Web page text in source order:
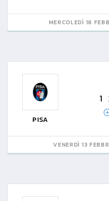
MERCOLEDÌ 18
PISA
1
VENERDÌ 13